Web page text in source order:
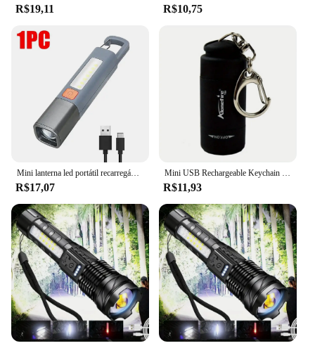
R$19,11 R$10,75
Mini lanterna led portátil recarregável usb com gancho zoomable tocha acampamento ao ar livre caminhadas lanterna de emergência de longo alcance
R$17,07
Mini USB Rechargeable Keychain Light, Tocha LED poderosa para esportes noturnos, Camping ao ar livre, Caminhadas, Iluminação portátil de emergência
R$11,93